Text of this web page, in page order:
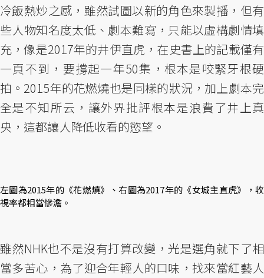
冷飯熱炒之感，雖然試圖以新的角色來製播，但有
些人物知名度太低、劇本難寫，只能以虛構劇情填
充，像是2017年的井伊直虎，在史書上的記載僅有
一頁不到，要撐起一年50集，根本是咬緊牙根硬
拍。2015年的花燃燒也是同樣的狀況，加上劇本完
全是不知所云，讓外界批評根本是浪費了井上真
央，這都讓人降低收看的慾望。
左圖為2015年的《花燃燒》、右圖為2017年的《女城主直虎》，收
視率都相當慘澹。
雖然NHK也不是沒有打算改變，光是選角就下了相
當多苦心，為了迎合年輕人的口味，找來當紅藝人